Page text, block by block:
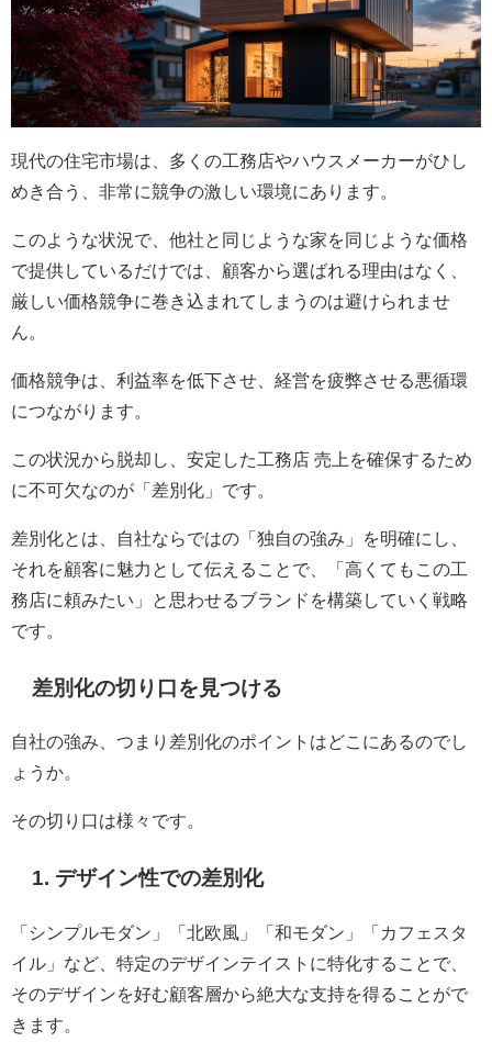
現代の住宅市場は、多くの工務店やハウスメーカーがひし
めき合う、非常に競争の激しい環境にあります。
このような状況で、他社と同じような家を同じような価格
で提供しているだけでは、顧客から選ばれる理由はなく、
厳しい価格競争に巻き込まれてしまうのは避けられませ
ん。
価格競争は、利益率を低下させ、経営を疲弊させる悪循環
につながります。
この状況から脱却し、安定した工務店 売上を確保するため
に不可欠なのが「差別化」です。
差別化とは、自社ならではの「独自の強み」を明確にし、
それを顧客に魅力として伝えることで、「高くてもこの工
務店に頼みたい」と思わせるブランドを構築していく戦略
です。
差別化の切り口を見つける
自社の強み、つまり差別化のポイントはどこにあるのでし
ょうか。
その切り口は様々です。
1. デザイン性での差別化
「シンプルモダン」「北欧風」「和モダン」「カフェスタ
イル」など、特定のデザインテイストに特化することで、
そのデザインを好む顧客層から絶大な支持を得ることがで
きます。